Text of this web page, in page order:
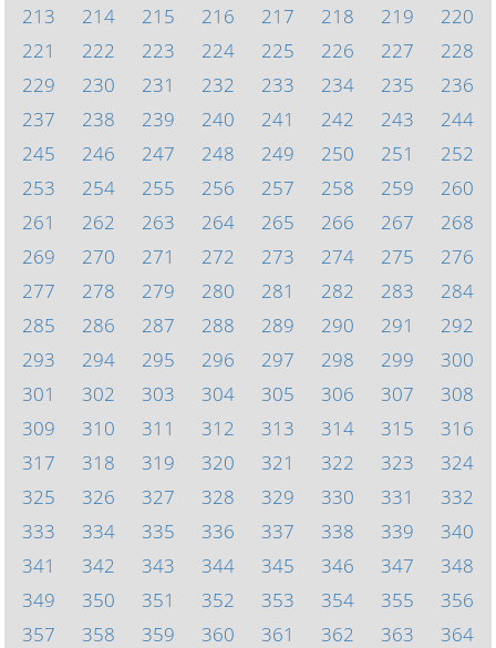
213 214 215 216 217 218 219
220
221
222 223 224 225 226 227
228
229
230 231 232 233 234 235
236
237
238 239 240 241 242 243
244
245
246 247 248 249 250 251
252
253
254 255 256 257 258 259
260
261
262 263 264 265 266 267
268
269
270 271 272 273 274 275
276
277
278 279 280 281 282 283
284
285
286 287 288 289 290 291
292
293
294 295 296 297 298 299
300
301
302 303 304 305 306 307
308
309
310 311 312 313 314 315
316
317
318 319 320 321 322 323
324
325
326 327 328 329 330 331
332
333
334 335 336 337 338 339
340
341
342 343 344 345 346 347
348
349
350 351 352 353 354 355
356
357
358 359 360 361 362 363
364